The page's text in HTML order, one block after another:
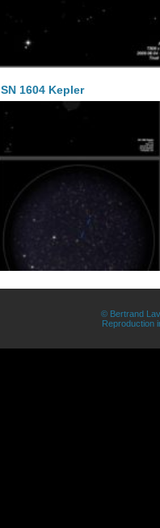
SN 1604 Kepler
© Bertrand
Reproduction